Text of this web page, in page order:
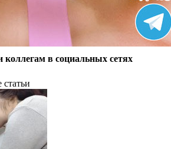
коллегам в социальных сетях